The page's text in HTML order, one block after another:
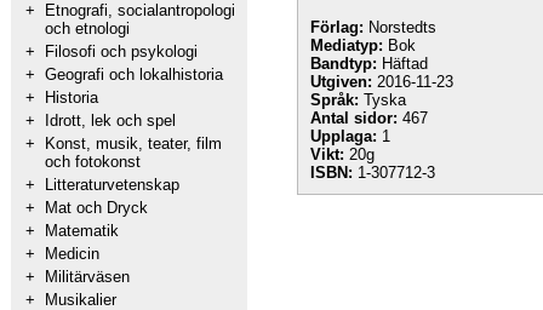
+
Etnografi, socialantropologi
och etnologi
+
Filosofi och psykologi
+ Geografi och lokalhistoria
+
Historia
+
Idrott, lek och spel
+
Konst, musik, teater, film
och fotokonst
+
Litteraturvetenskap
+
Mat och Dryck
+
Matematik
+
Medicin
+
Militärväsen
+
Musikalier
Förlag: Norstedts
Mediatyp: Bok
Bandtyp: Häftad
Utgiven: 2016-11-23
Språk: Tyska
Antal sidor: 467
Upplaga: 1
Vikt: 20g
ISBN: 1-307712-3